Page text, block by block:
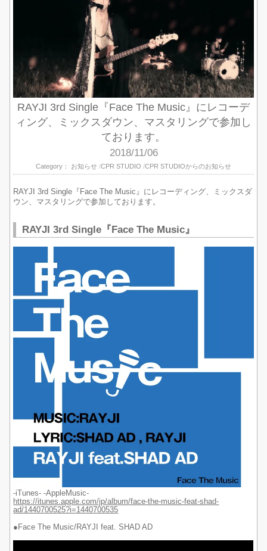
RAYJI 3rd Single『Face The Music』にレコーデ
ィング、ミックスダウン、マスタリングで参加し
ております。
2018/11/06
Category： お知らせ CPR STUDIO CPR STUDIOからのお知らせ
RAYJI 3rd Single『Face The Music』にレコーディング、ミックスダ
ウン、マスタリングで参加しております。
RAYJI 3rd Single『Face The Music』
-iTunes- -AppleMusic-
https://itunes.apple.com/jp/album/face-the-music-feat-shad-
ad/1440700525?i=1440700535
●Face The Music/RAYJI feat. SHAD AD